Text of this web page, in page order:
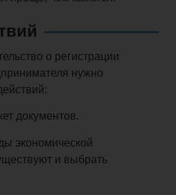
о регистрации
нужно
документов.
экономической
и выбрать